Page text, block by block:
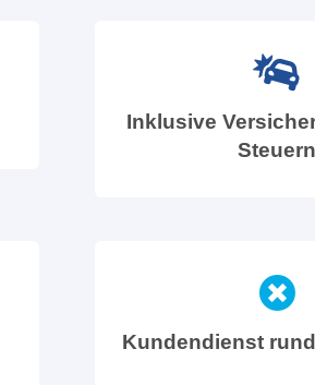
Inklusive
Steuern
Kundendienst